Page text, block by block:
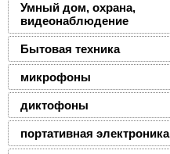
Умный дом, охрана,
видеонаблюдение
Бытовая техника
микрофоны
диктофоны
портативная электроника